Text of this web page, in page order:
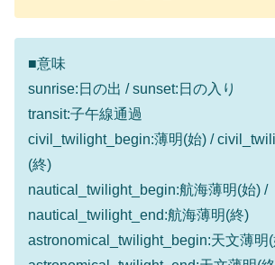
■意味
sunrise:日の出 / sunset:日の入り
transit:子午線通過
civil_twilight_begin:薄明(始) /
(終)
nautical_twilight_begin:航海薄明(始) /
nautical_twilight_end:航海薄明(終)
astronomical_twilight_begin:天文薄明(